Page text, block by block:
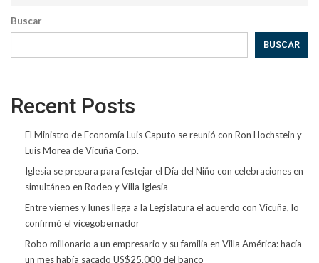
Buscar
BUSCAR
Recent Posts
El Ministro de Economía Luis Caputo se reunió con Ron Hochstein y
Luis Morea de Vicuña Corp.
Iglesia se prepara para festejar el Día del Niño con celebraciones en
simultáneo en Rodeo y Villa Iglesia
Entre viernes y lunes llega a la Legislatura el acuerdo con Vicuña, lo
confirmó el vicegobernador
Robo millonario a un empresario y su familia en Villa América: hacía
un mes había sacado US$25.000 del banco